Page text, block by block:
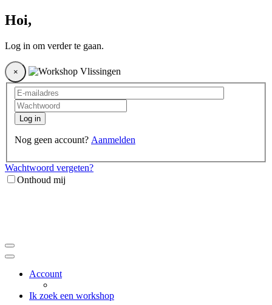
Hoi,
Log in om verder te gaan.
×
Log in
Nog geen account? Aanmelden
Wachtwoord vergeten?
Onthoud mij
Account
Ik zoek een workshop